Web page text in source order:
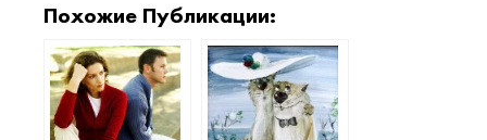
Похожие Публикации: